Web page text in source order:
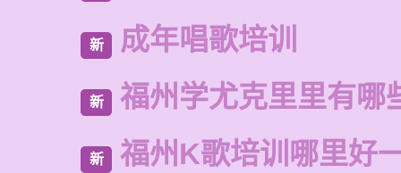
新 成年唱歌培训
新 福州学尤克里里有哪
新 福州K歌培训哪里好